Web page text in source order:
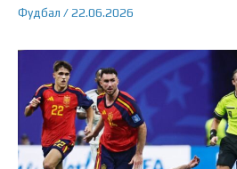
Фудбал /22.06.2026